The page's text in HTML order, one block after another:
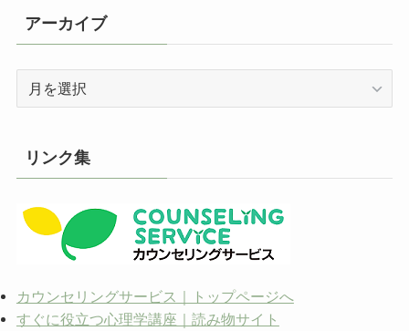
アーカイブ
イ
リンク集
カウンセリングサービス｜トップページへ
すぐに役立つ心理学講座｜読み物サイト